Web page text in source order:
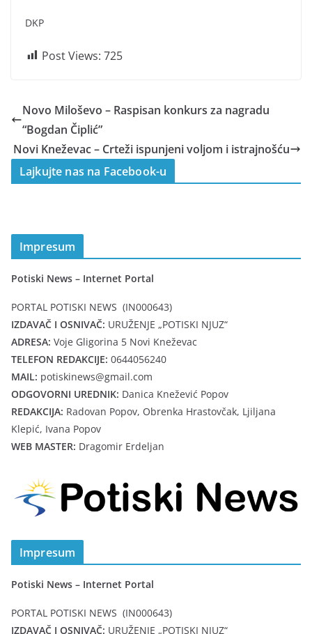
DKP
Post Views: 725
Novo Miloševo – Raspisan konkurs za nagradu
“Bogdan Čiplić”
Novi Kneževac – Crteži ispunjeni voljom i istrajnošću
Lajkujte nas na Facebook-u
Impresum
Potiski News – Internet Portal
PORTAL POTISKI NEWS (IN000643)
IZDAVAČ I OSNIVAČ: URUŽENJE „POTISKI NJUZ“
ADRESA: Voje Gligorina 5 Novi Kneževac
TELEFON REDAKCIJE: 0644056240
MAIL: potiskinews@gmail.com
ODGOVORNI UREDNIK: Danica Knežević Popov
REDAKCIJA: Radovan Popov, Obrenka Hrastovčak, Ljiljana
Klepić, Ivana Popov
WEB MASTER: Dragomir Erdeljan
Impresum
Potiski News – Internet Portal
PORTAL POTISKI NEWS (IN000643)
IZDAVAČ I OSNIVAČ: URUŽENJE „POTISKI NJUZ“